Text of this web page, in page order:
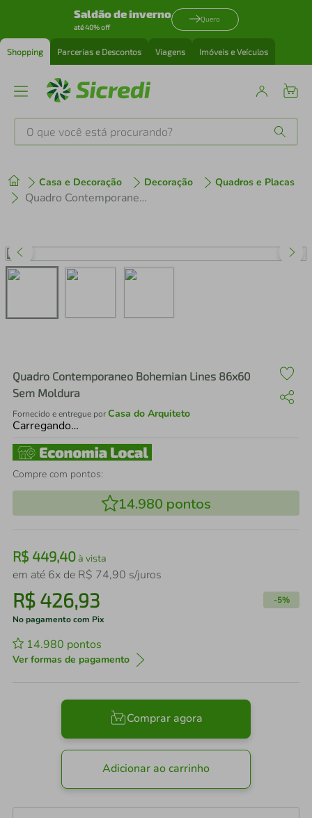
Saldão de inverno
até 40% off
Quero
Shopping Parcerias e Descontos Viagens Imóveis e Veículos
O que você está procurando?
Casa e Decoração Decoração Quadros e Placas
Quadro Contemporaneo Bohemian Lines 86x60 Sem Moldura
Quadro Contemporaneo Bohemian Lines 86x60
Sem Moldura
Fornecido e entregue porCasa do Arquiteto
Carregando…
Compre com pontos:
14.980 pontos
R$ 449,40à vista
em até 6x de R$ 74,90 s/juros
R$ 426,93 -5%
No pagamento com Pix
14.980 pontos
Ver formas de pagamento
Comprar agora
Adicionar ao carrinho
1º tenis
perfume